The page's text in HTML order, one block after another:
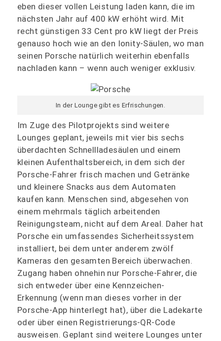
eben dieser vollen Leistung laden kann, die im
nächsten Jahr auf 400 kW erhöht wird. Mit
recht günstigen 33 Cent pro kW liegt der Preis
genauso hoch wie an den Ionity-Säulen, wo man
seinen Porsche natürlich weiterhin ebenfalls
nachladen kann – wenn auch weniger exklusiv.
In der Lounge gibt es Erfrischungen.
Im Zuge des Pilotprojekts sind weitere
Lounges geplant, jeweils mit vier bis sechs
überdachten Schnellladesäulen und einem
kleinen Aufenthaltsbereich, in dem sich der
Porsche-Fahrer frisch machen und Getränke
und kleinere Snacks aus dem Automaten
kaufen kann. Menschen sind, abgesehen von
einem mehrmals täglich arbeitenden
Reinigungsteam, nicht auf dem Areal. Daher hat
Porsche ein umfassendes Sicherheitssystem
installiert, bei dem unter anderem zwölf
Kameras den gesamten Bereich überwachen.
Zugang haben ohnehin nur Porsche-Fahrer, die
sich entweder über eine Kennzeichen-
Erkennung (wenn man dieses vorher in der
Porsche-App hinterlegt hat), über die Ladekarte
oder über einen Registrierungs-QR-Code
ausweisen. Geplant sind weitere Lounges unter